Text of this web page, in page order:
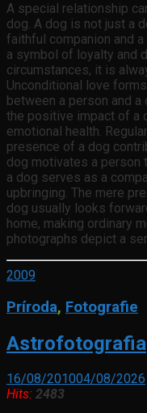
A special relationship
dog. A dog is not just a
faithful companion and
a symbol of loyalty and
circumstances, it is
Unconditional love
between a person and
the positive impact of a
emotional health.
presence of a dog
dog motivates a person
a dog serves as a
upbringing. The mere
dog usually looks
home, making ordinary
photographs depict a
2009
Príroda, Fotografie
Astrofotografia
16/08/201004/08/2026
Hits: 2483